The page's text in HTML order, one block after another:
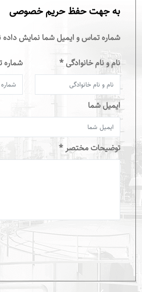
به جهت حفظ حریم خصوصی
شماره تماس و ایمیل شما نمایش
نام و نام خانوادگی *
ایمیل شما
توضیحات مختصر *